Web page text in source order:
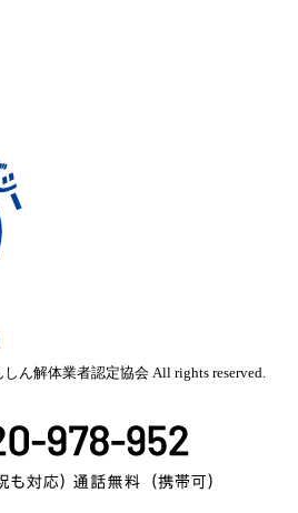
ん解体業者認定協会 All rights reserved.